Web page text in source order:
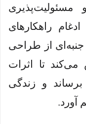
مسئولیت‌پذیری
راهکارهای
از طراحی
تا اثرات
و زندگی
آورد.